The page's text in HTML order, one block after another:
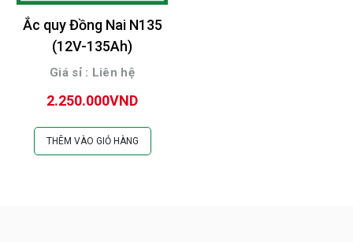
Ắc quy Đồng Nai N135
(12V-135Ah)
Giá sỉ : Liên hệ
2.250.000VND
THÊM VÀO GIỎ HÀNG